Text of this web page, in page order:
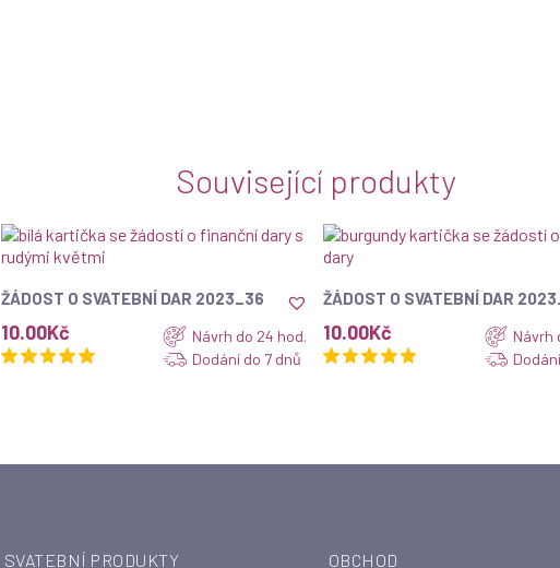
Související produkty
ZOBRAZIT
ŽÁDOST O SVATEBNÍ DAR 2023_36
10.00Kč
Návrh do 24 hod.
Dodání do 7 dnů
ZOBRAZIT
ŽÁDOST O SVATEBNÍ DAR
10.00Kč
Návrh
SVATEBNÍ PRODUKTY OBCHOD